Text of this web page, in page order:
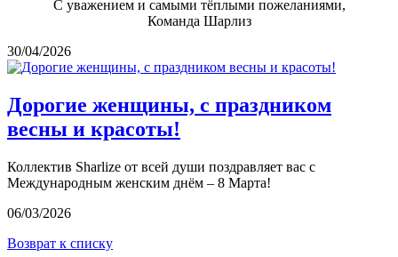
С уважением и самыми тёплыми пожеланиями,
Команда Шарлиз
30/04/2026
Дорогие женщины, с праздником
весны и красоты!
Коллектив Sharlize от всей души поздравляет вас с
Международным женским днём – 8 Марта!
06/03/2026
Возврат к списку